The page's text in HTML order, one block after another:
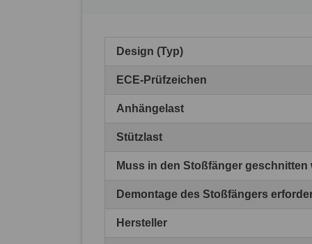
Design (Typ)
ECE-Prüfzeichen
Anhängelast
Stützlast
Muss in den Stoßfänger geschnitten
Demontage des Stoßfängers
Hersteller